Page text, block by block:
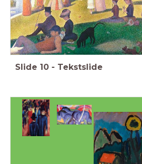
Slide 10 - Tekstslide